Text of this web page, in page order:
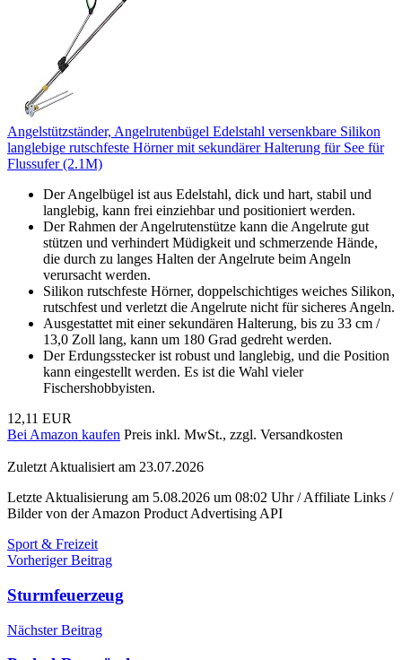
Angelstützständer, Angelrutenbügel Edelstahl versenkbare Silikon
langlebige rutschfeste Hörner mit sekundärer Halterung für See für
Flussufer (2.1M)
Der Angelbügel ist aus Edelstahl, dick und hart, stabil und
langlebig, kann frei einziehbar und positioniert werden.
Der Rahmen der Angelrutenstütze kann die Angelrute gut
stützen und verhindert Müdigkeit und schmerzende Hände,
die durch zu langes Halten der Angelrute beim Angeln
verursacht werden.
Silikon rutschfeste Hörner, doppelschichtiges weiches Silikon,
rutschfest und verletzt die Angelrute nicht für sicheres Angeln.
Ausgestattet mit einer sekundären Halterung, bis zu 33 cm /
13,0 Zoll lang, kann um 180 Grad gedreht werden.
Der Erdungsstecker ist robust und langlebig, und die Position
kann eingestellt werden. Es ist die Wahl vieler
Fischershobbyisten.
12,11 EUR
Bei Amazon kaufen Preis inkl. MwSt., zzgl. Versandkosten
Zuletzt Aktualisiert am 23.07.2026
Letzte Aktualisierung am 5.08.2026 um 08:02 Uhr / Affiliate Links /
Bilder von der Amazon Product Advertising API
Sport & Freizeit
Beitragsnavigation
Vorheriger Beitrag
Sturmfeuerzeug
Nächster Beitrag